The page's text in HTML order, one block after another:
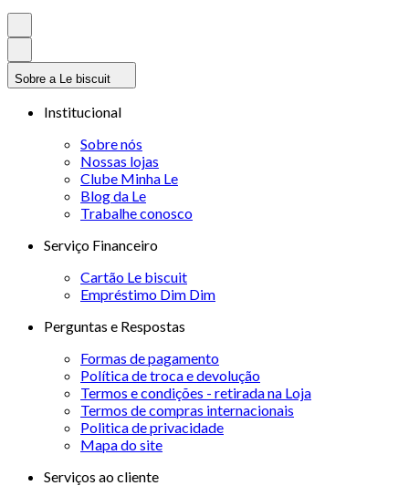
Sobre a Le biscuit
Institucional
Sobre nós
Nossas lojas
Clube Minha Le
Blog da Le
Trabalhe conosco
Serviço Financeiro
Cartão Le biscuit
Empréstimo Dim Dim
Perguntas e Respostas
Formas de pagamento
Política de troca e devolução
Termos e condições - retirada na Loja
Termos de compras internacionais
Politica de privacidade
Mapa do site
Serviços ao cliente